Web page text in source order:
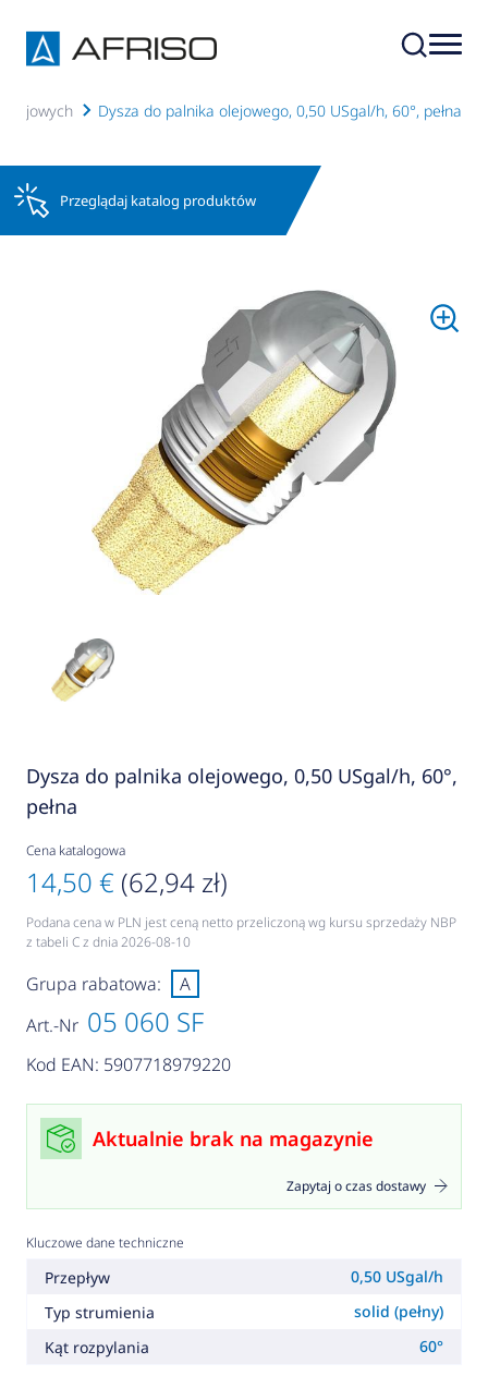
olejowych Dysza do palnika olejowego, 0,50 USgal/h, 60°, pełna
Przeglądaj katalog produktów
Dysza do palnika olejowego, 0,50 USgal/h, 60°,
pełna
Cena katalogowa
14,50 € (62,94 zł)
Podana cena w PLN jest ceną netto przeliczoną wg kursu sprzedaży NBP
z tabeli C z dnia 2026-08-10
Art.-Nr 05 060 SF
Kod EAN: 5907718979220
Grupa rabatowa: A
Aktualnie brak na magazynie
Zapytaj o czas dostawy
Kluczowe dane techniczne
Przepływ
0,50 USgal/h
Typ strumienia
solid (pełny)
Kąt rozpylania
60°